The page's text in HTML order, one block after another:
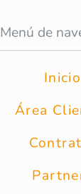
Menú de
Inicio
Área